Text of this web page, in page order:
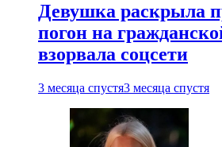
Девушка раскрыла
погон на
взорвала соцсети
3 месяца спустя3 месяца спустя